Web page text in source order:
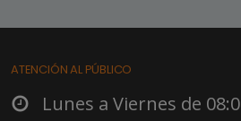
ATENCIÓN AL PÚBLICO
Lunes a Viernes de